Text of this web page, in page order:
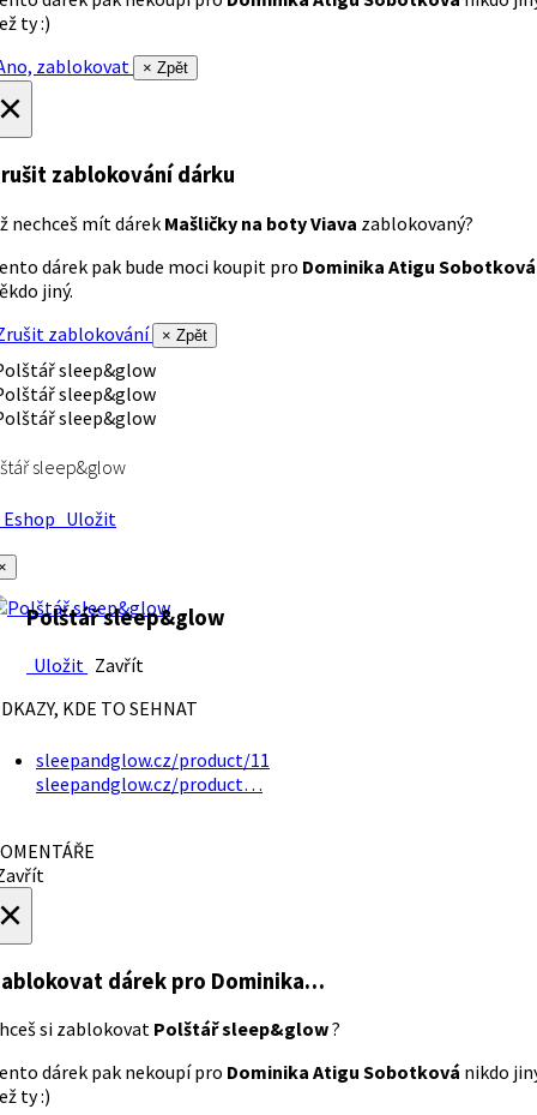
ty :)
zablokovat
× Zpět
zablokování dárku
nechceš mít dárek Mašličky na boty Viava zablokovaný?
dárek pak bude moci koupit pro Dominika Atigu Sobotková
jiný.
zablokování
× Zpět
sleep&glow
Uložit
Polštář sleep&glow
Uložit Zavřít
KDE TO SEHNAT
sleepandglow.cz/product/11
sleepandglow.cz/product…
dárek pro Dominika…
si zablokovat Polštář sleep&glow?
dárek pak nekoupí pro Dominika Atigu Sobotková nikdo
ty :)